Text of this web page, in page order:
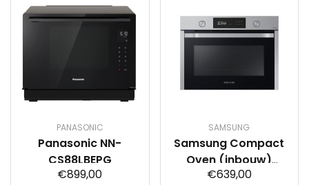
PANASONIC
Panasonic NN-
CS88LBEPG
€899,00
SAMSUNG
Samsung Compact
Oven (inbouw)
NQ50A6539BS
€639,00